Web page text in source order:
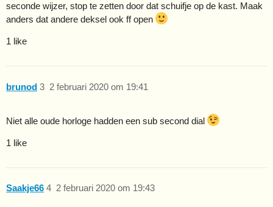
seconde wijzer, stop te zetten door dat schuifje op de kast. Maak
anders dat andere deksel ook ff open
1 like
brunod 2 februari 2020 om 19:41
3
Niet alle oude horloge hadden een sub second dial
1 like
Saakje66 2 februari 2020 om 19:43
4